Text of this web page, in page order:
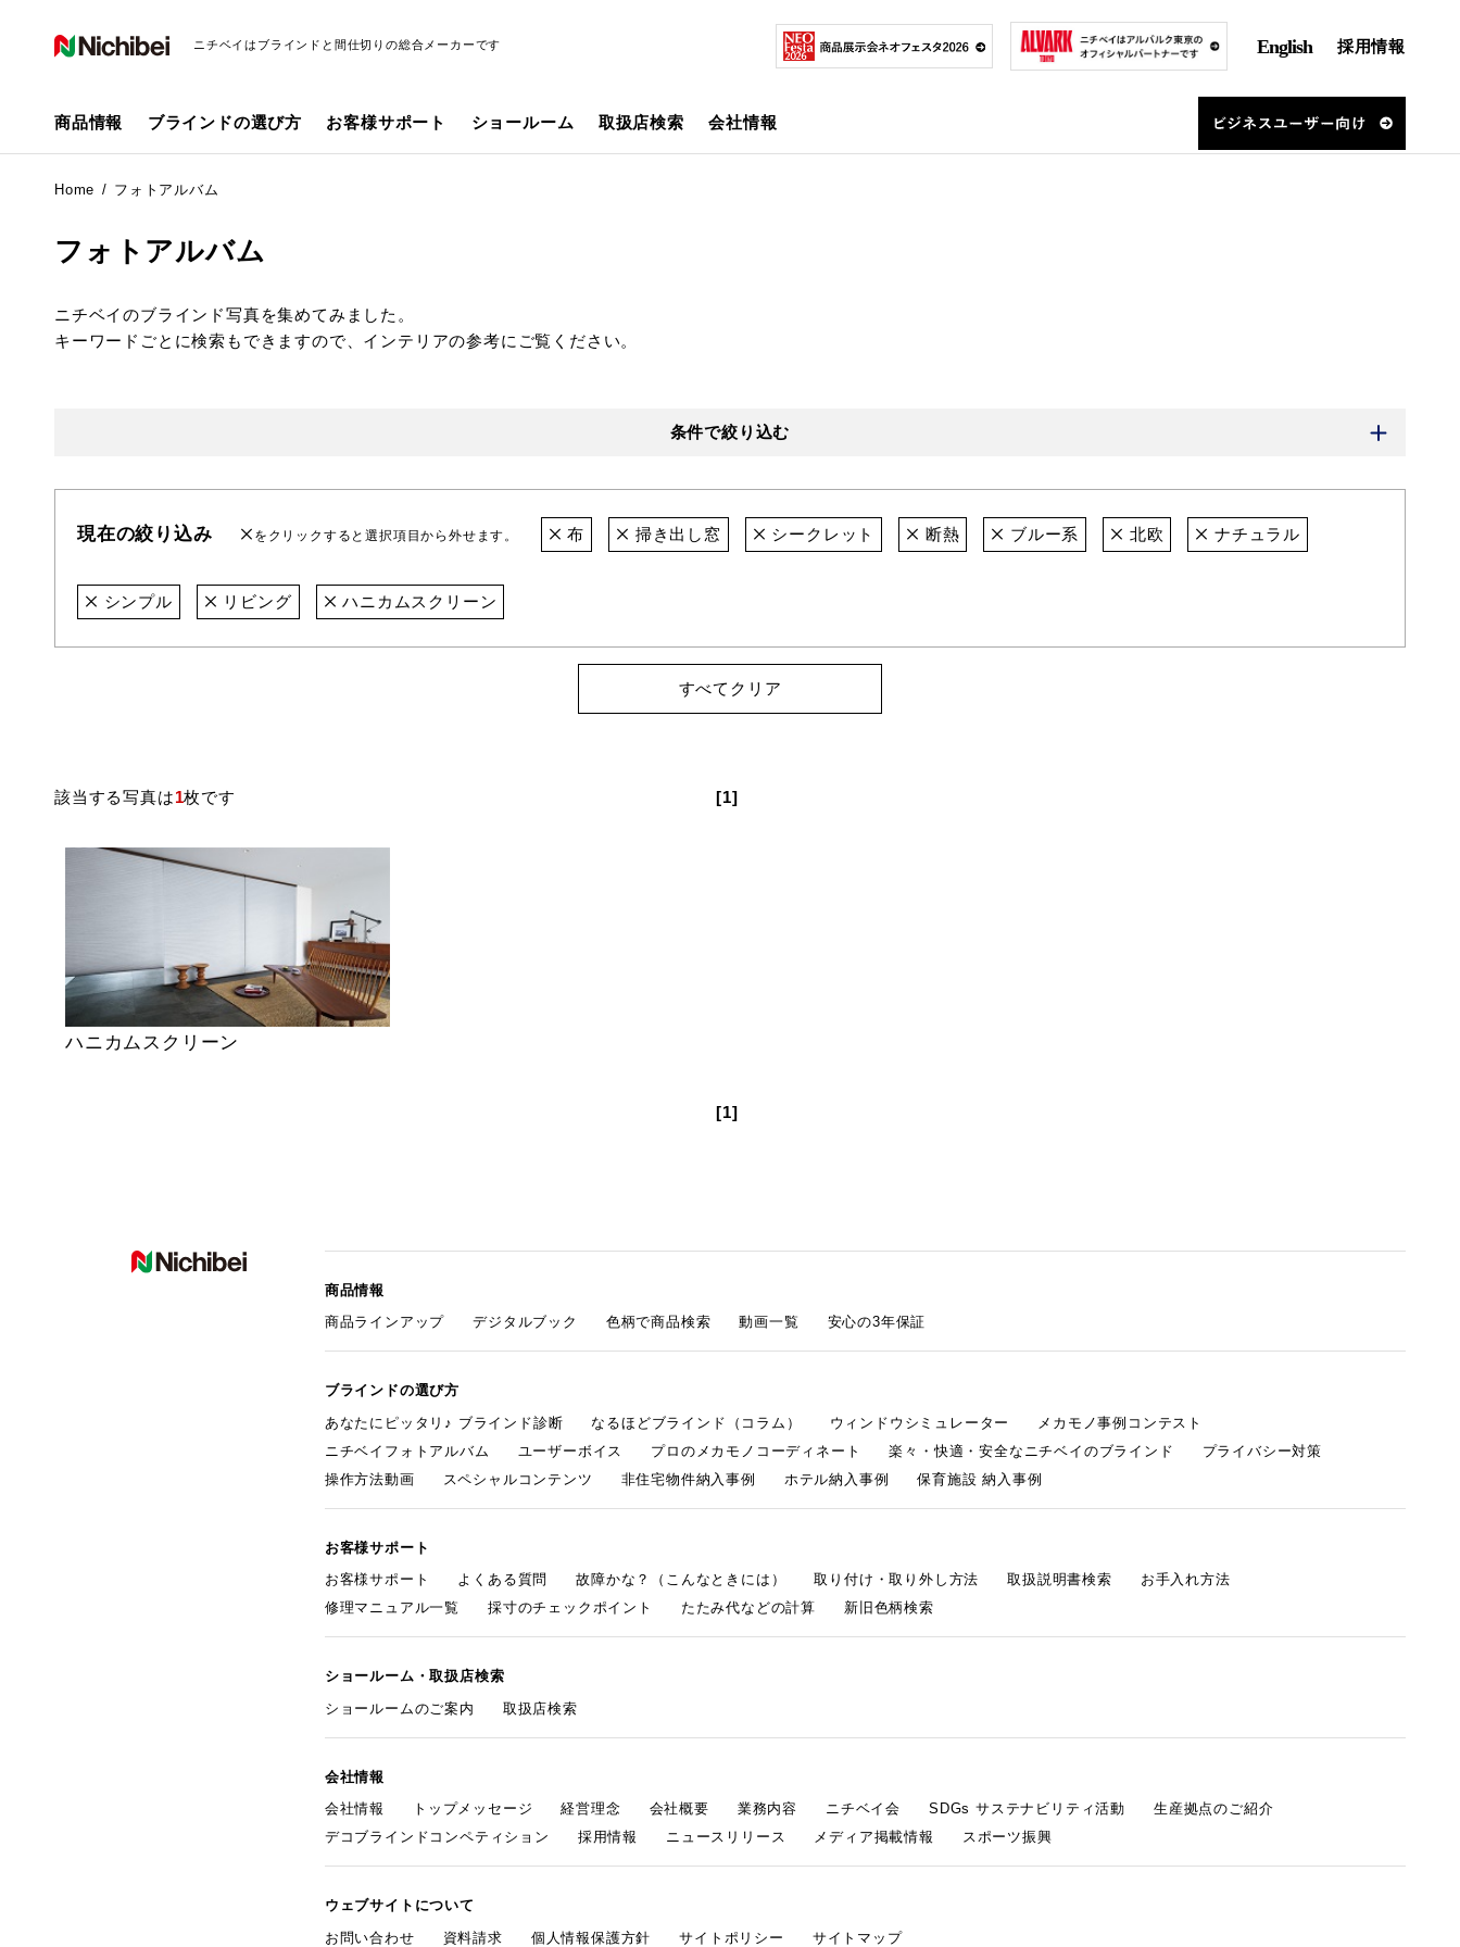
ニチベイはブラインドと間仕切りの総合メーカーです English 採用情報
商品情報 ブラインドの選び方 お客様サポート ショールーム 取扱店検索 会社情報
Home フォトアルバム
フォトアルバム
ニチベイのブラインド写真を集めてみました。
キーワードごとに検索もできますので、インテリアの参考にご覧ください。
条件で絞り込む
現在の絞り込み をクリックすると選択項目から外せます。 布 掃き出し窓 シークレット 断熱 ブルー系 北欧 ナチュラル
シンプル リビング ハニカムスクリーン
すべてクリア
該当する写真は1枚です [1]
ハニカムスクリーン
[1]
商品情報
商品ラインアップ
デジタルブック 色柄で商品検索 動画一覧 安心の3年保証
ブラインドの選び方
あなたにピッタリ♪ ブラインド診断
なるほどブラインド（コラム） ウィンドウシミュレーター
メカモノ事例コンテスト
ニチベイフォトアルバム
ユーザーボイス プロのメカモノコーディネート 楽々・快適・安全なニチベイのブラインド
プライバシー対策
操作方法動画
スペシャルコンテンツ 非住宅物件納入事例 ホテル納入事例 保育施設 納入事例
お客様サポート
お客様サポート
よくある質問 故障かな？（こんなときには） 取り付け・取り外し方法 取扱説明書検索
お手入れ方法
修理マニュアル一覧
採寸のチェックポイント たたみ代などの計算 新旧色柄検索
ショールーム・取扱店検索
ショールームのご案内
取扱店検索
会社情報
会社情報
トップメッセージ 経営理念 会社概要 業務内容 ニチベイ会 SDGs サステナビリティ活動
生産拠点のご紹介
デコブラインドコンペティション
採用情報 ニュースリリース メディア掲載情報 スポーツ振興
ウェブサイトについて
お問い合わせ
資料請求 個人情報保護方針 サイトポリシー サイトマップ